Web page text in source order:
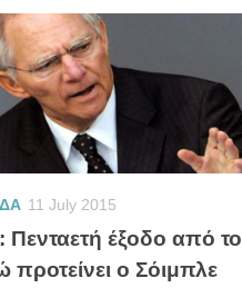
11 July 2015
Πενταετή έξοδο από το
προτείνει ο Σόιμπλε